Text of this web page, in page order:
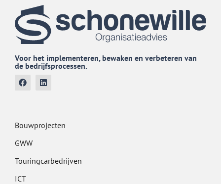
Voor het implementeren, bewaken en verbeteren van
de bedrijfsprocessen.
Bouwprojecten
GWW
Touringcarbedrijven
ICT